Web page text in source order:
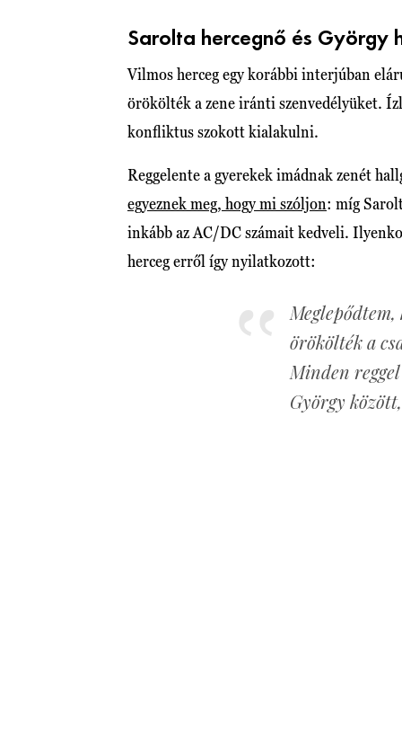
Sarolta hercegnő és György
Vilmos herceg egy korábbi interjúban
örökölték a zene iránti szenvedélyüket.
konfliktus szokott kialakulni.
Reggelente a gyerekek imádnak zenét
egyeznek meg, hogy mi szóljon: míg
inkább az AC/DC számait kedveli.
herceg erről így nyilatkozott:
örökölték a
Minden
György